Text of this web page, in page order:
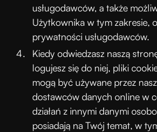
usługodawców, a także
Użytkownika w tym zakresie,
prywatności usługodawców.
Kiedy odwiedzasz naszą
logujesz się do niej, pliki
mogą być używane przez
dostawców danych online w
działań z innymi danymi
posiadają na Twój temat, w